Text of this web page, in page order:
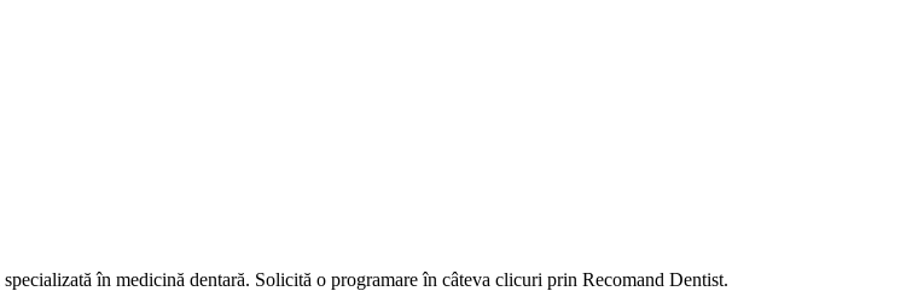
în medicină dentară. Solicită o programare în câteva clicuri prin Recomand Dentist.